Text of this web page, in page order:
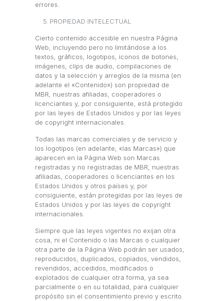
errores.
PROPIEDAD INTELECTUAL
Cierto contenido accesible en nuestra Página
Web, incluyendo pero no limitándose a los
textos, gráficos, logotipos, iconos de botones,
imágenes, clips de audio, compilaciones de
datos y la selección y arreglos de la misma (en
adelante el «Contenido») son propiedad de
MBR, nuestras afiliadas, cooperadores o
licenciantes y, por consiguiente, está protegido
por las leyes de Estados Unidos y por las leyes
de copyright internacionales.
Todas las marcas comerciales y de servicio y
los logotipos (en adelante, «las Marcas») que
aparecen en la Página Web son Marcas
registradas y no registradas de MBR, nuestras
afiliadas, cooperadores o licenciantes en los
Estados Unidos y otros países y, por
consiguiente, están protegidas por las leyes de
Estados Unidos y por las leyes de copyright
internacionales.
Siempre que las leyes vigentes no exijan otra
cosa, ni el Contenido o las Marcas o cualquier
otra parte de la Página Web podrán ser usados,
reproducidos, duplicados, copiados, vendidos,
revendidos, accedidos, modificados o
explotados de cualquier otra forma, ya sea
parcialmente o en su totalidad, para cualquier
propósito sin el consentimiento previo y escrito.